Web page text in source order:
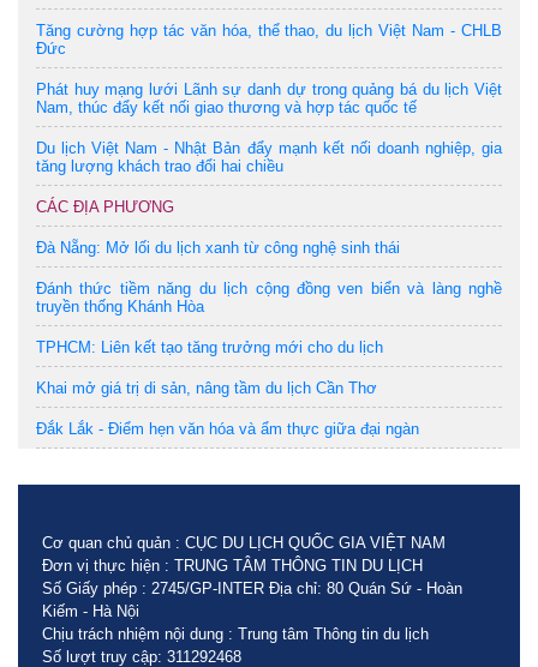
Tăng cường hợp tác văn hóa, thể thao, du lịch Việt Nam - CHLB
Đức
Phát huy mạng lưới Lãnh sự danh dự trong quảng bá du lịch Việt
Nam, thúc đẩy kết nối giao thương và hợp tác quốc tế
Du lịch Việt Nam - Nhật Bản đẩy mạnh kết nối doanh nghiệp, gia
tăng lượng khách trao đổi hai chiều
CÁC ĐỊA PHƯƠNG
Đà Nẵng: Mở lối du lịch xanh từ công nghệ sinh thái
Đánh thức tiềm năng du lịch cộng đồng ven biển và làng nghề
truyền thống Khánh Hòa
TPHCM: Liên kết tạo tăng trưởng mới cho du lịch
Khai mở giá trị di sản, nâng tầm du lịch Cần Thơ
Đắk Lắk - Điểm hẹn văn hóa và ẩm thực giữa đại ngàn
Cơ quan chủ quản : CỤC DU LỊCH QUỐC GIA VIỆT NAM
Đơn vị thực hiện : TRUNG TÂM THÔNG TIN DU LỊCH
Số Giấy phép : 2745/GP-INTER Địa chỉ: 80 Quán Sứ - Hoàn
Kiếm - Hà Nội
Chịu trách nhiệm nội dung : Trung tâm Thông tin du lịch
Số lượt truy cập: 311292468